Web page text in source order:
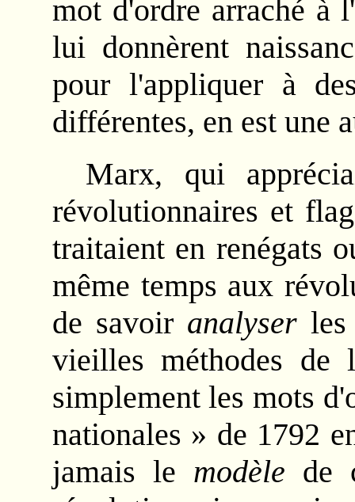
mot d'ordre arraché à
lui donnèrent
pour l'appliquer à
différentes, en est une
Marx, qui
révolutionnaires et
traitaient en renégats
même temps aux
de savoir analyserles
vieilles méthodes
simplement les mots
nationales » de 1792
jamais le modèle de